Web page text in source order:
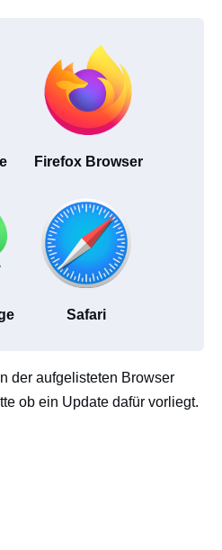
Firefox Browser
Safari
der aufgelisteten Browser
ob ein Update dafür vorliegt.